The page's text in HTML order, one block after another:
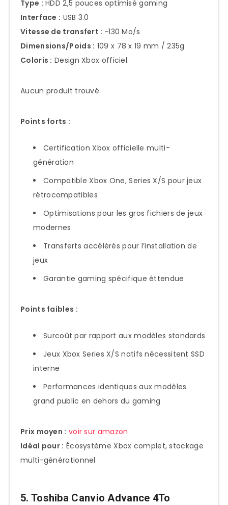
Type : HDD 2,5 pouces optimisé gaming
Interface : USB 3.0
Vitesse de transfert : ~130 Mo/s
Dimensions/Poids : 109 x 78 x 19 mm / 235g
Coloris : Design Xbox officiel
Aucun produit trouvé.
Points forts :
Certification Xbox officielle multi-
génération
Compatible Xbox One, Series X/S pour jeux
rétrocompatibles
Optimisations pour les gros fichiers de jeux
modernes
Transferts accélérés pour l’installation de
jeux
Garantie gaming spécifique éttendue
Points faibles :
Surcoût par rapport aux modèles standards
Jeux Xbox Series X/S natifs nécessitent SSD
interne
Performances identiques aux modèles
grand public en dehors du gaming
Prix moyen : voir sur amazon
Idéal pour : Écosystème Xbox complet, stockage
multi-générationnel
5. Toshiba Canvio Advance 4To